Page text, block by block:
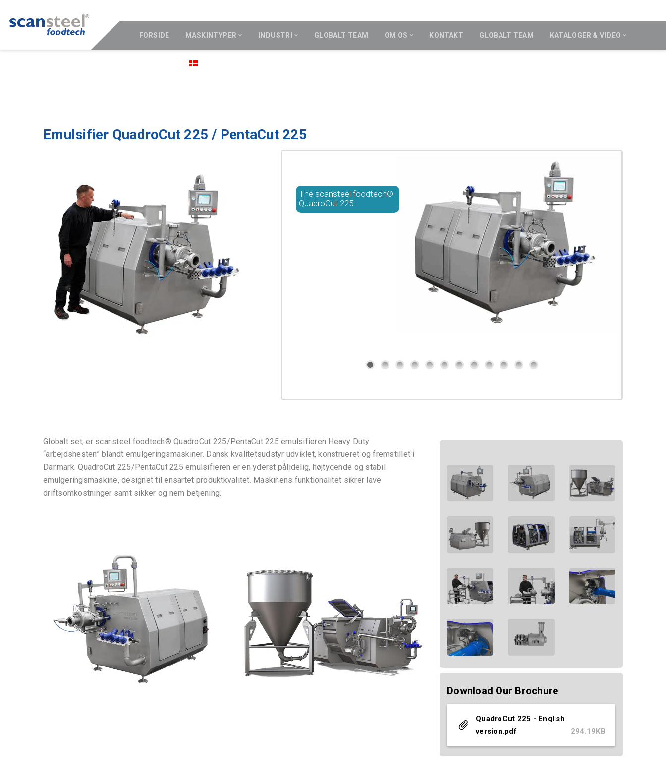
FORSIDE MASKINTYPER INDUSTRI GLOBALT TEAM OM OS KONTAKT GLOBALT TEAM KATALOGER & VIDEO
Emulsifier QuadroCut 225 / PentaCut 225
The scansteel foodtech®
QuadroCut 225
Globalt set, er scansteel foodtech® QuadroCut 225/PentaCut 225 emulsifieren Heavy Duty
“arbejdshesten” blandt emulgeringsmaskiner. Dansk kvalitetsudstyr udviklet, konstrueret og fremstillet i
Danmark. QuadroCut 225/PentaCut 225 emulsifieren er en yderst pålidelig, højtydende og stabil
emulgeringsmaskine, designet til ensartet produktkvalitet. Maskinens funktionalitet sikrer lave
driftsomkostninger samt sikker og nem betjening.
Download Our Brochure
QuadroCut 225 - English
version.pdf
294.19KB